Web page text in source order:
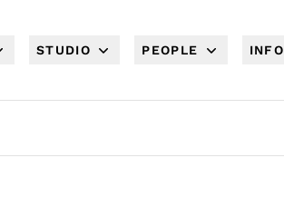
STUDIO PEOPLE INFO